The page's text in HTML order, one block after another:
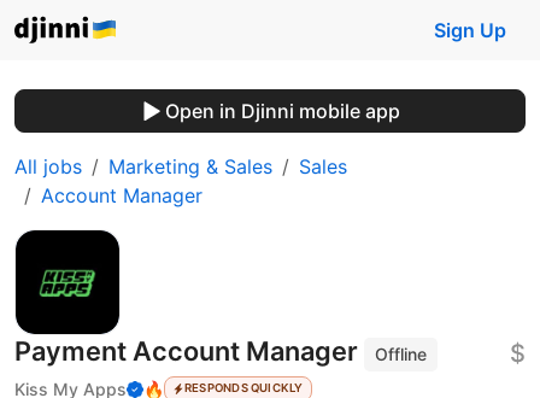
Sign Up
Open in Djinni mobile app
All jobs Marketing & Sales
Sales
Account Manager
Payment Account Manager
Offline
Kiss My Apps
🔥 RESPONDS QUICKLY
$